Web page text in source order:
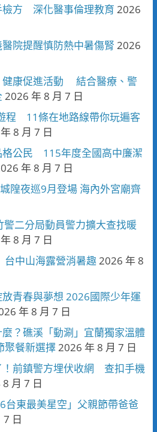
檢方 深化醫事倫理教育 2026
院提醒慎防熱中暑傷腎 2026
健康促進活動 結合醫療、警
2026 年 8 月 7 日
程 11條在地路線帶你玩遍客
8 月 7 日
格公民 115年度全國高中廉潔
年 8 月 7 日
隍夜巡9月登場 海內外宮廟齊
二分局動員警力擴大查找暖
8 月 7 日
中山海露營消暑趣2026 年 8
青春與夢想 2026國際少年運
年 8 月 7 日
？礁溪「動涮」宜蘭獨家溫體
聚餐新選擇2026 年 8 月 7 日
！前鎮警方埋伏收網 查扣手機
月 7 日
台東最美星空」父親節帶爸爸
7 日